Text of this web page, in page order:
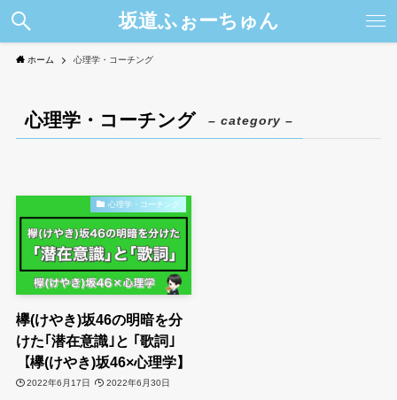
坂道ふぉーちゅん
ホーム 心理学・コーチング
心理学・コーチング – category –
心理学・コーチング
欅(けやき)坂46の明暗を分
けた｢潜在意識｣と ｢歌詞｣
【欅(けやき)坂46×心理学】
2022年6月17日 2022年6月30日